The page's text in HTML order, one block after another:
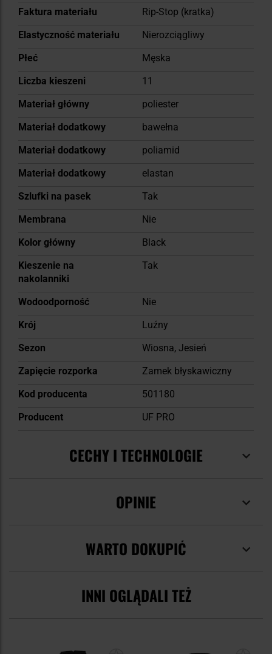
Faktura materiału
Rip-Stop (kratka)
Elastyczność materiału
Nierozciągliwy
Płeć
Męska
Liczba kieszeni
11
Materiał główny
poliester
Materiał dodatkowy
bawełna
Materiał dodatkowy
poliamid
Materiał dodatkowy
elastan
Szlufki na pasek
Tak
Membrana
Nie
Kolor główny
Black
Kieszenie na
nakolanniki
Tak
Wodoodporność
Nie
Krój
Luźny
Sezon
Wiosna, Jesień
Zapięcie rozporka
Zamek błyskawiczny
Kod producenta
501180
Producent
UF PRO
CECHY I TECHNOLOGIE
OPINIE
WARTO DOKUPIĆ
INNI OGLĄDALI TEŻ